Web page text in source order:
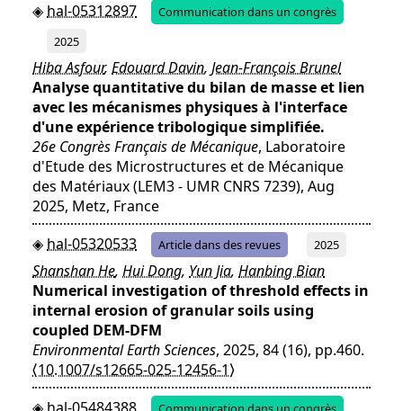
hal-05312897
Communication dans un congrès
2025
Hiba Asfour, Edouard Davin, Jean-François Brunel
Analyse quantitative du bilan de masse et lien
avec les mécanismes physiques à l'interface
d'une expérience tribologique simplifiée.
26e Congrès Français de Mécanique, Laboratoire
d'Etude des Microstructures et de Mécanique
des Matériaux (LEM3 - UMR CNRS 7239), Aug
2025, Metz, France
hal-05320533
Article dans des revues 2025
Shanshan He, Hui Dong, Yun Jia, Hanbing Bian
Numerical investigation of threshold effects in
internal erosion of granular soils using
coupled DEM-DFM
Environmental Earth Sciences, 2025, 84 (16), pp.460.
⟨10.1007/s12665-025-12456-1⟩